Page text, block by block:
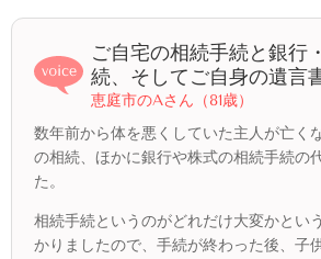
ご自宅の相続手続と銀行
続、そしてご自身の遺言
恵庭市のAさん（81歳）
数年前から体を悪くしていた主人が亡く
の相続、ほかに銀行や株式の相続手続の
た。
相続手続というのがどれだけ大変かとい
かりましたので、手続が終わった後、子